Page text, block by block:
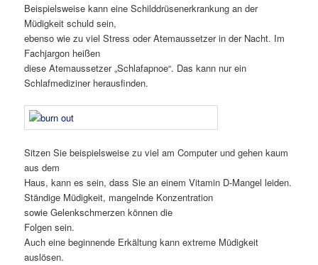
Beispielsweise kann eine Schilddrüsenerkrankung an der
Müdigkeit schuld sein,
ebenso wie zu viel Stress oder Atemaussetzer in der Nacht. Im
Fachjargon heißen
diese Atemaussetzer „Schlafapnoe“. Das kann nur ein
Schlafmediziner herausfinden.
Sitzen Sie beispielsweise zu viel am Computer und gehen kaum
aus dem
Haus, kann es sein, dass Sie an einem Vitamin D-Mangel leiden.
Ständige Müdigkeit, mangelnde Konzentration
sowie Gelenkschmerzen können die
Folgen sein.
Auch eine beginnende Erkältung kann extreme Müdigkeit
auslösen.